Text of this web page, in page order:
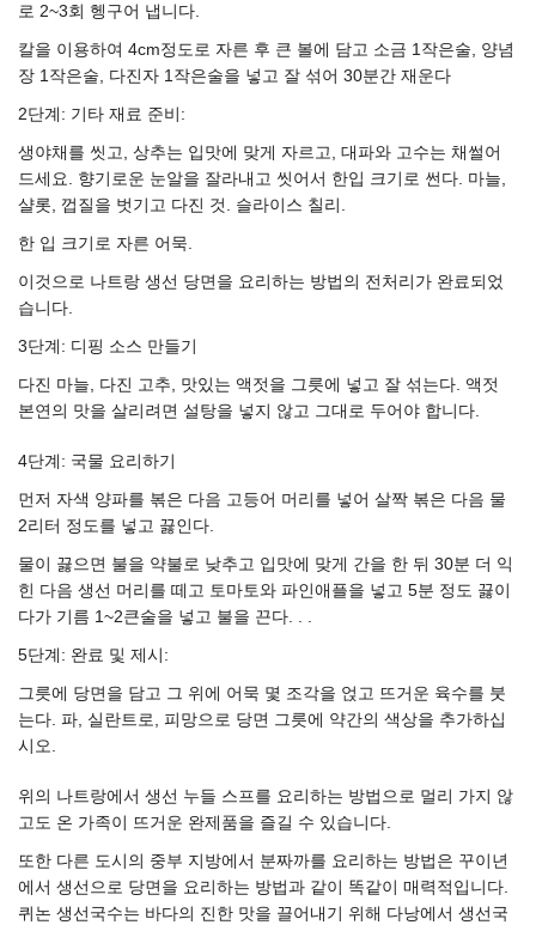
로 2~3회 헹구어 냅니다.
칼을 이용하여 4cm정도로 자른 후 큰 볼에 담고 소금 1작은술, 양념
장 1작은술, 다진자 1작은술을 넣고 잘 섞어 30분간 재운다
2단계: 기타 재료 준비:
생야채를 씻고, 상추는 입맛에 맞게 자르고, 대파와 고수는 채썰어
드세요. 향기로운 눈알을 잘라내고 씻어서 한입 크기로 썬다. 마늘,
샬롯, 껍질을 벗기고 다진 것. 슬라이스 칠리.
한 입 크기로 자른 어묵.
이것으로 나트랑 생선 당면을 요리하는 방법의 전처리가 완료되었
습니다.
3단계: 디핑 소스 만들기
다진 마늘, 다진 고추, 맛있는 액젓을 그릇에 넣고 잘 섞는다. 액젓
본연의 맛을 살리려면 설탕을 넣지 않고 그대로 두어야 합니다.
4단계: 국물 요리하기
먼저 자색 양파를 볶은 다음 고등어 머리를 넣어 살짝 볶은 다음 물
2리터 정도를 넣고 끓인다.
물이 끓으면 불을 약불로 낮추고 입맛에 맞게 간을 한 뒤 30분 더 익
힌 다음 생선 머리를 떼고 토마토와 파인애플을 넣고 5분 정도 끓이
다가 기름 1~2큰술을 넣고 불을 끈다. . .
5단계: 완료 및 제시:
그릇에 당면을 담고 그 위에 어묵 몇 조각을 얹고 뜨거운 육수를 붓
는다. 파, 실란트로, 피망으로 당면 그릇에 약간의 색상을 추가하십
시오.
위의 나트랑에서 생선 누들 스프를 요리하는 방법으로 멀리 가지 않
고도 온 가족이 뜨거운 완제품을 즐길 수 있습니다.
또한 다른 도시의 중부 지방에서 분짜까를 요리하는 방법은 꾸이년
에서 생선으로 당면을 요리하는 방법과 같이 똑같이 매력적입니다.
퀴논 생선국수는 바다의 진한 맛을 끌어내기 위해 다낭에서 생선국